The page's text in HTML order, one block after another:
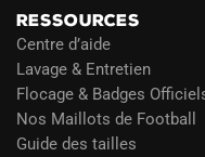
RESSOURCES
Centre d’aide
Lavage & Entretien
Flocage & Badges
Nos Maillots de Football
Guide des tailles